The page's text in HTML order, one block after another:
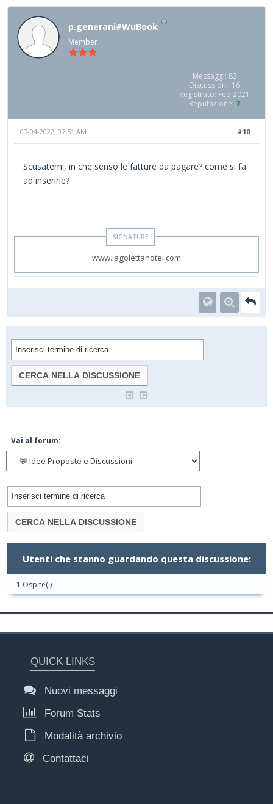
p.generani#WuBook
Member
Messaggi: 83
Discussioni: 16
Registrato: Feb 2021
Reputazione: 7
#10
07-04-2022, 07:51 AM
Scusatemi, in che senso le fatture da pagare? come si fa
ad inserirle?
www.lagolettahotel.com
Vai al forum:
Utenti che stanno guardando questa discussione:
1 Ospite(i)
QUICK LINKS
Nuovi messaggi
Forum Stats
Modalità archivio
Contattaci